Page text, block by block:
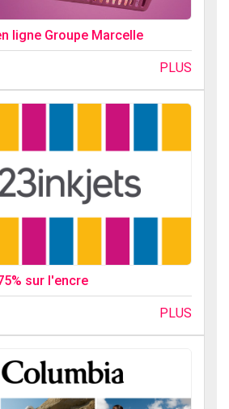
ligne Groupe Marcelle
PLUS
sur l'encre
PLUS